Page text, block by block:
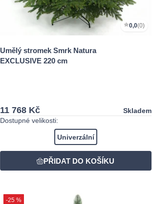
0,0(0)
Umělý stromek Smrk Natura
EXCLUSIVE 220 cm
11 768 Kč
Skladem
Dostupné velikosti:
Univerzální
-25 %